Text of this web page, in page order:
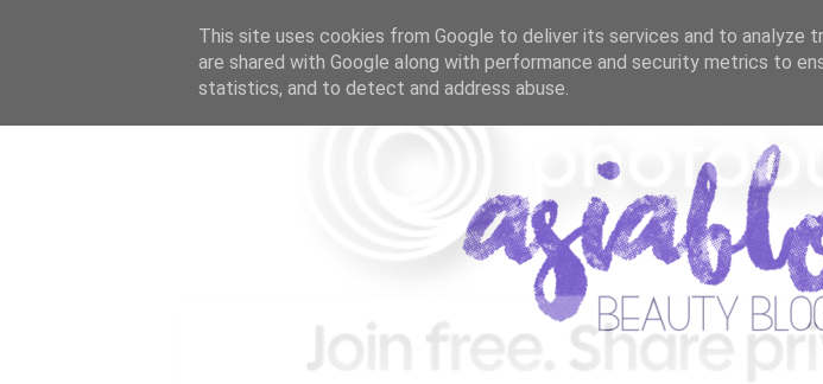
This site uses cookies from Google to deliver its services and to analyze
are shared with Google along with performance and security metrics to
statistics, and to detect and address abuse.